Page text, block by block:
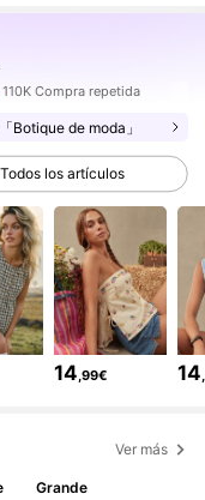
110K Compra repetida
「Botique de moda」
Todos los artículos
14,99€ 14
Ver más
Grande